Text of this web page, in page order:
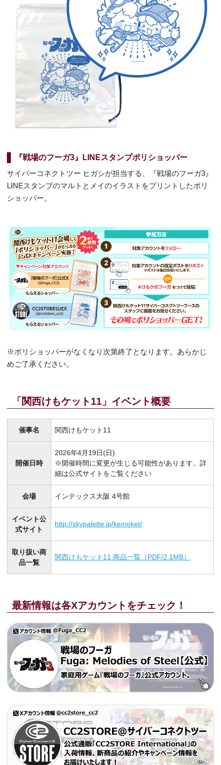
『戦場のフーガ3』LINEスタンプポリショッパー
サイバーコネクトツー ヒガシが担当する、『戦場のフーガ3』
LINEスタンプのマルトとメイのイラストをプリントしたポリ
ショッパー。
※ポリショッパーがなくなり次第終了となります。あらかじ
めご了承ください。
「関西けもケット11」イベント概要
催事名 関西けもケット11
開催日時
2026年4月19日(日)
※開催時間に変更が生じる可能性があります。詳
細は公式サイトをご覧ください
会場 ​インテックス大阪 4号館
イベント公
式サイト
http://skypalette.jp/kemoket/
取り扱い商
品一覧
関西けもケット11 商品一覧（PDF/2.1MB）
最新情報は各Xアカウントをチェック！